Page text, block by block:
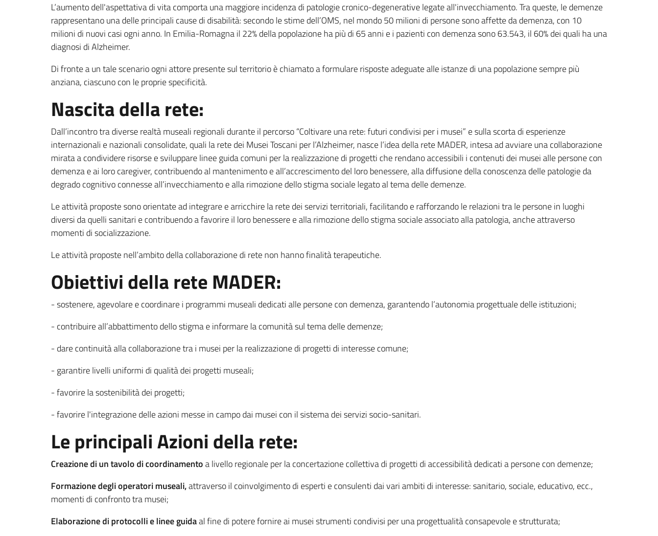
L’aumento dell'aspettativa di vita comporta una maggiore incidenza di patologie cronico-degenerative legate all'invecchiamento. Tra queste, le demenze
rappresentano una delle principali cause di disabilità: secondo le stime dell’OMS, nel mondo 50 milioni di persone sono affette da demenza, con 10
milioni di nuovi casi ogni anno. In Emilia-Romagna il 22% della popolazione ha più di 65 anni e i pazienti con demenza sono 63.543, il 60% dei quali ha una
diagnosi di Alzheimer.
Di fronte a un tale scenario ogni attore presente sul territorio è chiamato a formulare risposte adeguate alle istanze di una popolazione sempre più
anziana, ciascuno con le proprie specificità.
Nascita della rete:
Dall’incontro tra diverse realtà museali regionali durante il percorso “Coltivare una rete: futuri condivisi per i musei” e sulla scorta di esperienze
internazionali e nazionali consolidate, quali la rete dei Musei Toscani per l’Alzheimer, nasce l’idea della rete MADER, intesa ad avviare una collaborazione
mirata a condividere risorse e sviluppare linee guida comuni per la realizzazione di progetti che rendano accessibili i contenuti dei musei alle persone con
demenza e ai loro caregiver, contribuendo al mantenimento e all’accrescimento del loro benessere, alla diffusione della conoscenza delle patologie da
degrado cognitivo connesse all’invecchiamento e alla rimozione dello stigma sociale legato al tema delle demenze.
Le attività proposte sono orientate ad integrare e arricchire la rete dei servizi territoriali, facilitando e rafforzando le relazioni tra le persone in luoghi
diversi da quelli sanitari e contribuendo a favorire il loro benessere e alla rimozione dello stigma sociale associato alla patologia, anche attraverso
momenti di socializzazione.
Le attività proposte nell’ambito della collaborazione di rete non hanno finalità terapeutiche.
Obiettivi della rete MADER:
- sostenere, agevolare e coordinare i programmi museali dedicati alle persone con demenza, garantendo l’autonomia progettuale delle istituzioni;
- contribuire all’abbattimento dello stigma e informare la comunità sul tema delle demenze;
- dare continuità alla collaborazione tra i musei per la realizzazione di progetti di interesse comune;
- garantire livelli uniformi di qualità dei progetti museali;
- favorire la sostenibilità dei progetti;
- favorire l'integrazione delle azioni messe in campo dai musei con il sistema dei servizi socio-sanitari.
Le principali Azioni della rete:
Creazione di un tavolo di coordinamentoa livello regionale per la concertazione collettiva di progetti di accessibilità dedicati a persone con demenze;
Formazione degli operatori museali,attraverso il coinvolgimento di esperti e consulenti dai vari ambiti di interesse: sanitario, sociale, educativo, ecc.,
momenti di confronto tra musei;
Elaborazione di protocolli e linee guidaal fine di potere fornire ai musei strumenti condivisi per una progettualità consapevole e strutturata;